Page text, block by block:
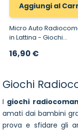
Aggiungi al
Micro Auto
in Lattina - Giochi
16,90 €
Giochi
I giochi
amati dai bambini
prova e sfidare gli